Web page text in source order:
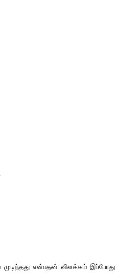
முடிந்தது என்பதன் விளக்கம் இப்போது